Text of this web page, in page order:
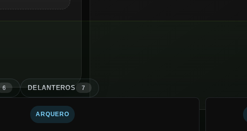
6 DELANTEROS 7
ARQUERO